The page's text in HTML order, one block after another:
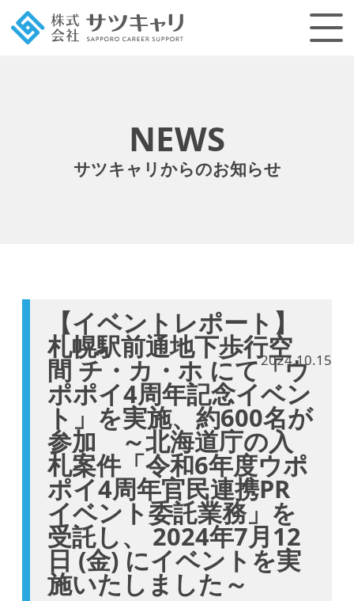
NEWS
サツキャリからのお知らせ
【イベントレポート】
札幌駅前通地下歩行空
間 チ・カ・ホ にて「ウ
ポポイ4周年記念イベン
ト」を実施、約600名が
参加 ～北海道庁の入
札案件「令和6年度ウポ
ポイ4周年官民連携PR
イベント委託業務」を
受託し、 2024年7月12
日 (金) にイベントを実
施いたしました～
2024.10.15